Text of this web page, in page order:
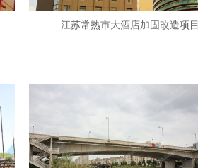
江苏常熟市大酒店加固改造项目